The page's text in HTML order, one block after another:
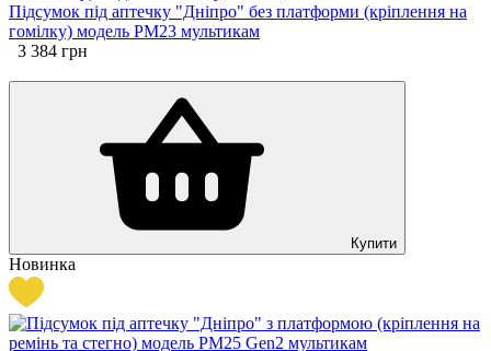
Підсумок під аптечку "Дніпро" без платформи (кріплення на
гомілку) модель PM23 мультикам
3 384 грн
Купити
Новинка